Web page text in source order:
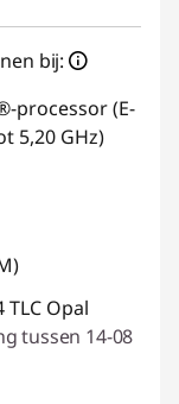
bij:
processor (E-
5,20 GHz)
TLC Opal
tussen 14-08